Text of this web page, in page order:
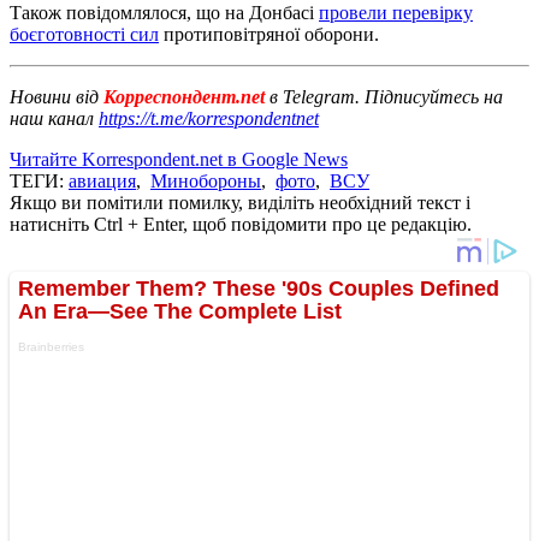
Також повідомлялося, що на Донбасі провели перевірку
боєготовності сил протиповітряної оборони.
Новини від Корреспондент.netв Telegram. Підписуйтесь на
наш канал https://t.me/korrespondentnet
Читайте Korrespondent.net в Google News
ТЕГИ: авиация, Минобороны, фото, ВСУ
Якщо ви помітили помилку, виділіть необхідний текст і
натисніть Ctrl + Enter, щоб повідомити про це редакцію.